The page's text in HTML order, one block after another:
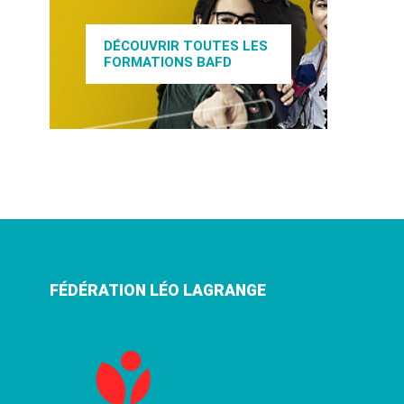
DÉCOUVRIR TOUTES LES
FORMATIONS BAFD
FÉDÉRATION LÉO LAGRANGE